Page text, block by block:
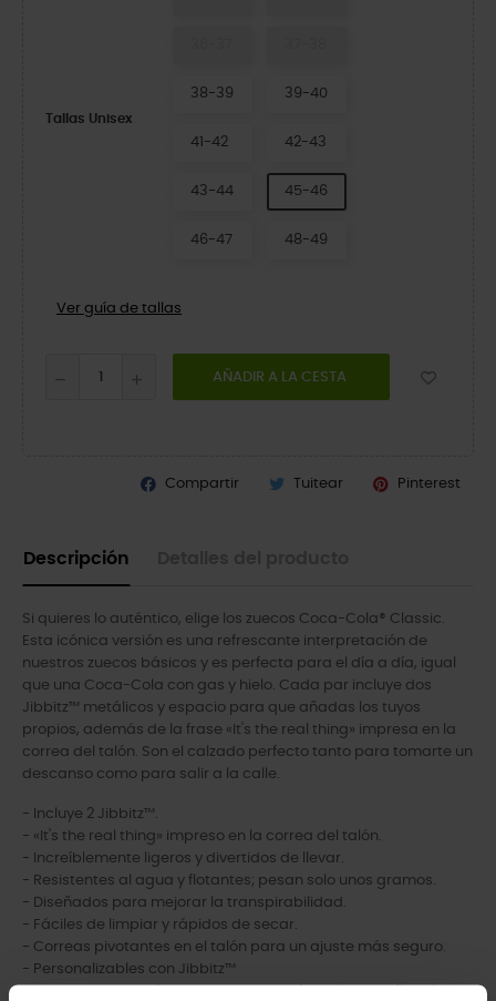
Tallas Unisex
38-39 39-40
41-42 42-43
43-44 45-46
46-47 48-49
Ver guía de tallas
AÑADIR A LA CESTA
Compartir Tuitear Pinterest
Descripción
Si quieres lo auténtico, elige los zuecos Coca-Cola® Classic.
Esta icónica versión es una refrescante interpretación de
nuestros zuecos básicos y es perfecta para el día a día, igual
que una Coca-Cola con gas y hielo. Cada par incluye dos
Jibbitz™ metálicos y espacio para que añadas los tuyos
propios, además de la frase «It's the real thing» impresa en la
correa del talón. Son el calzado perfecto tanto para tomarte un
descanso como para salir a la calle.
- Incluye 2 Jibbitz™.
- «It's the real thing» impreso en la correa del talón.
- Increíblemente ligeros y divertidos de llevar.
- Resistentes al agua y flotantes; pesan solo unos gramos.
- Diseñados para mejorar la transpirabilidad.
- Fáciles de limpiar y rápidos de secar.
- Correas pivotantes en el talón para un ajuste más seguro.
- Personalizables con Jibbitz™